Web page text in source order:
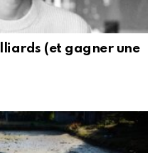
(et gagner une